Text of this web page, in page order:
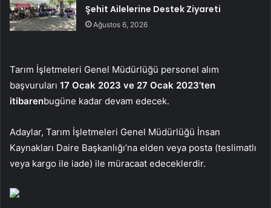
Şehit Ailelerine Destek Ziyareti
Ağustos 6, 2026
Tarım İşletmeleri Genel Müdürlüğü personel alım
başvuruları 17 Ocak 2023 ve 27 Ocak 2023’ten
itibarenbugüne kadar devam edecek.
Adaylar, Tarım İşletmeleri Genel Müdürlüğü İnsan
Kaynakları Daire Başkanlığı’na elden veya posta (teslimatlı
veya kargo ile iade) ile müracaat edeceklerdir.